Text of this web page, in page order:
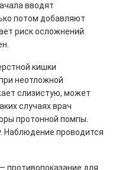
вводят
потом добавляют
риск осложнений.
кишки
неотложной
слизистую, может
случаях врач
протонной помпы.
Наблюдение проводится
противопоказание для